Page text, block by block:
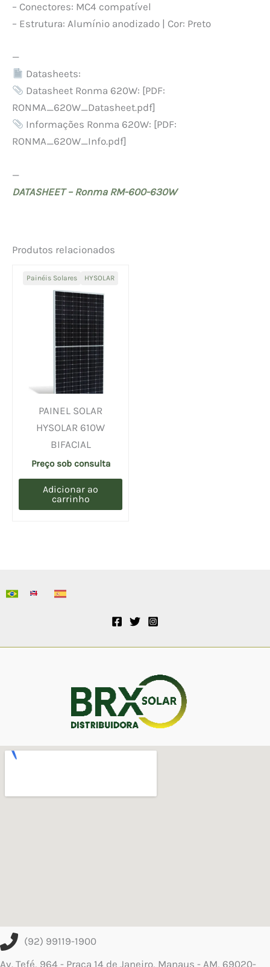
– Conectores: MC4 compatível
– Estrutura: Alumínio anodizado | Cor: Preto
—
Datasheets:
Datasheet Ronma 620W: [PDF:
RONMA_620W_Datasheet.pdf]
Informações Ronma 620W: [PDF:
RONMA_620W_Info.pdf]
—
DATASHEET – Ronma RM-600-630W
Produtos relacionados
Painéis Solares HYSOLAR
PAINEL SOLAR
HYSOLAR 610W
BIFACIAL
Preço sob consulta
Adicionar ao
carrinho
(92) 99119-1900
Av. Tefé, 964 - Praça 14 de Janeiro, Manaus - AM, 69020-